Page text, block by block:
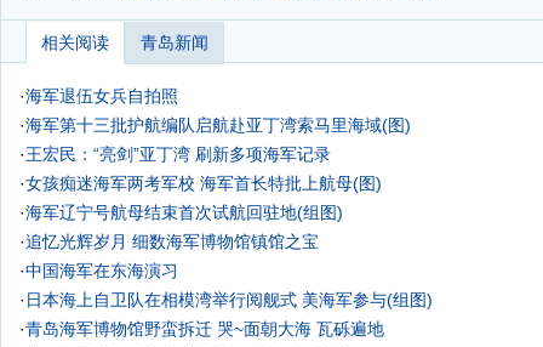
相关阅读 青岛新闻
·海军退伍女兵自拍照
·海军第十三批护航编队启航赴亚丁湾索马里海域(图)
·王宏民：“亮剑”亚丁湾 刷新多项海军记录
·女孩痴迷海军两考军校 海军首长特批上航母(图)
·海军辽宁号航母结束首次试航回驻地(组图)
·追忆光辉岁月 细数海军博物馆镇馆之宝
·中国海军在东海演习
· 日本海上自卫队在相模湾举行阅舰式 美海军参与(组图)
·青岛海军博物馆野蛮拆迁 哭~面朝大海 瓦砾遍地